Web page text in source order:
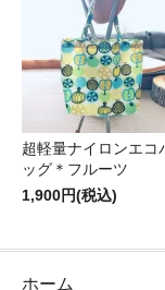
超軽量ナイロンエコ
ッグ＊フルーツ
1,900円(税込)
ホーム